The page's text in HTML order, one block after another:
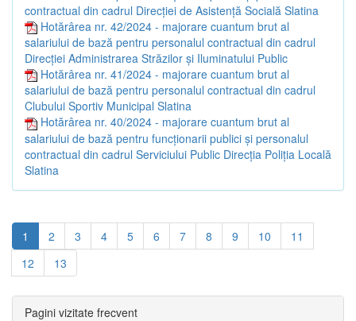
contractual din cadrul Direcției de Asistență Socială Slatina
Hotărârea nr. 42/2024 - majorare cuantum brut al
salariului de bază pentru personalul contractual din cadrul
Direcției Administrarea Străzilor și Iluminatului Public
Hotărârea nr. 41/2024 - majorare cuantum brut al
salariului de bază pentru personalul contractual din cadrul
Clubului Sportiv Municipal Slatina
Hotărârea nr. 40/2024 - majorare cuantum brut al
salariului de bază pentru funcționarii publici și personalul
contractual din cadrul Serviciului Public Direcția Poliția Locală
Slatina
1 2 3 4 5 6 7 8 9 10
11
12
13
Pagini vizitate frecvent